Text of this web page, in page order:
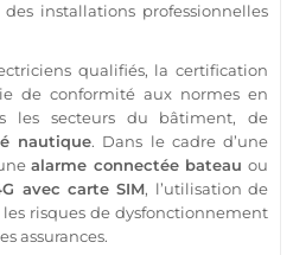
installations professionnelles
qualifiés, la certification
de conformité aux normes en
les secteurs du bâtiment, de
nautique. Dans le cadre d’une
alarme connectée bateau ou
avec carte SIM, l’utilisation de
risques de dysfonctionnement
assurances.